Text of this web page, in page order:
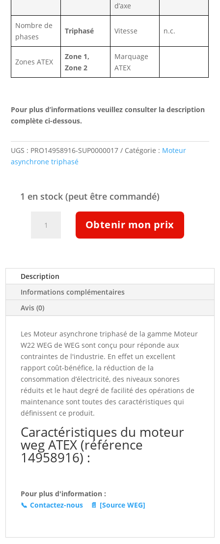
d’axe
Nombre de
phases
Triphasé Vitesse n.c.
Zones ATEX
Zone 1,
Zone 2
Marquage
ATEX
Pour plus d’informations veuillez consulter la description
complète ci-dessous.
UGS : PRO14958916-SUP0000017 Catégorie : Moteur
asynchrone triphasé
1 en stock (peut être commandé)
T4
n.c.
n.c.kw
n.c.tr/min
IE3
n.c.
W22Xdb
(14958916)
Obtenir mon prix
Description
Informations complémentaires
Avis (0)
Les Moteur asynchrone triphasé de la gamme Moteur
W22 WEG de WEG sont conçu pour réponde aux
contraintes de l'industrie. En effet un excellent
rapport coût-bénéfice, la réduction de la
consommation d’électricité, des niveaux sonores
réduits et le haut degré de facilité des opérations de
maintenance sont toutes des caractéristiques qui
définissent ce produit.
Caractéristiques du moteur
weg ATEX (référence
14958916) :
Pour plus d'information :
📞 Contactez-nous 📄 [Source WEG]